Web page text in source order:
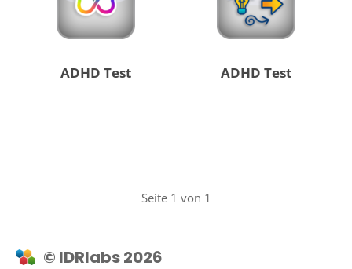
ADHD Test ADHD Test
Seite 1 von 1
© IDRlabs 2026